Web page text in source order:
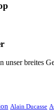
breites
Alain Ducasse